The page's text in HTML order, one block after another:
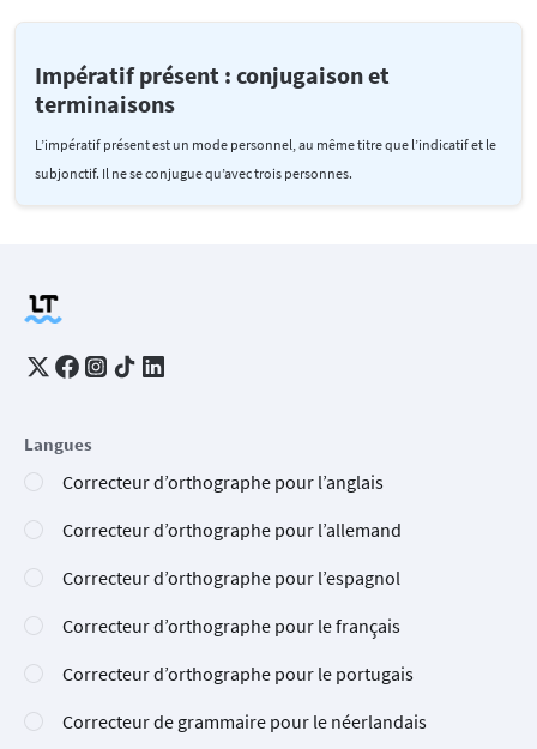
Impératif présent : conjugaison et
terminaisons
L’impératif présent est un mode personnel, au même titre que l’indicatif et le
subjonctif. Il ne se conjugue qu’avec trois personnes.
Langues
Correcteur d’orthographe pour l’anglais
Correcteur d’orthographe pour l’allemand
Correcteur d’orthographe pour l’espagnol
Correcteur d’orthographe pour le français
Correcteur d’orthographe pour le portugais
Correcteur de grammaire pour le néerlandais